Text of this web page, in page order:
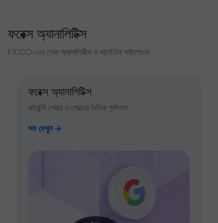
ফরেক্স অ্যানালিটিক্স
FX.CO-এর সেরা অ্যানালিটিক্স ও মার্কেটের পর্যালোচনা
ফরেক্স অ্যানালিটিক্স
কারেন্সি পেয়ার ও গোল্ডের দৈনিক পূর্বাভাস
সব দেখুন